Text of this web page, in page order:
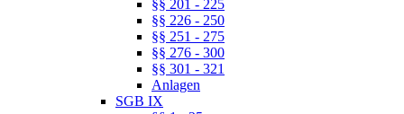
§§ 201 - 225
§§ 226 - 250
§§ 251 - 275
§§ 276 - 300
§§ 301 - 321
Anlagen
SGB IX